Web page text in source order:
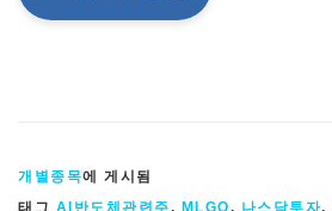
개별종목에 게시됨
태그 AI반도체관련주, MLGO, 나스닥투자,